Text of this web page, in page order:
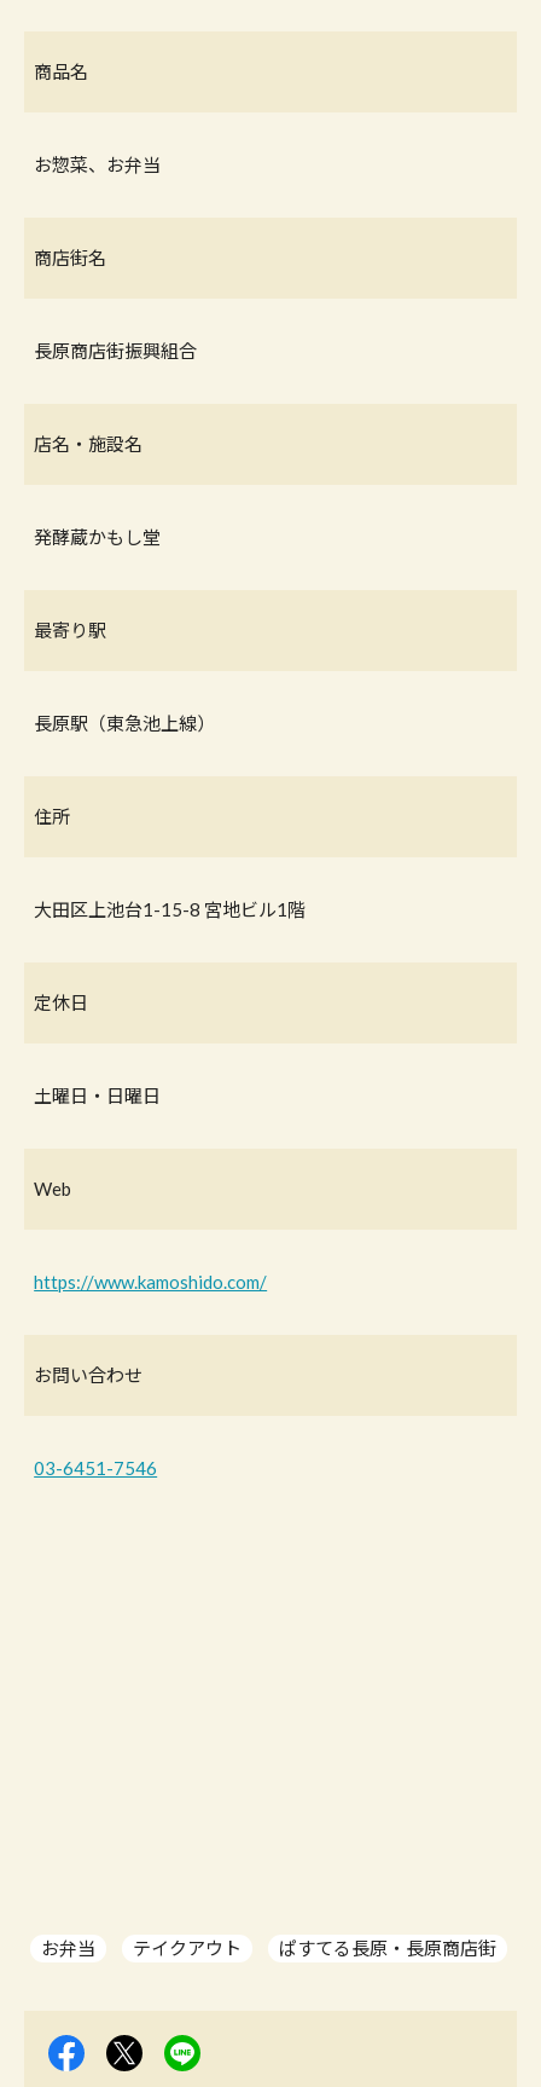
商品名
お惣菜、お弁当
商店街名
長原商店街振興組合
店名・施設名
発酵蔵かもし堂
最寄り駅
長原駅（東急池上線）
住所
大田区上池台1-15-8 宮地ビル1階
定休日
土曜日・日曜日
Web
https://www.kamoshido.com/
お問い合わせ
03-6451-7546
お弁当 テイクアウト ぱすてる長原・長原商店街